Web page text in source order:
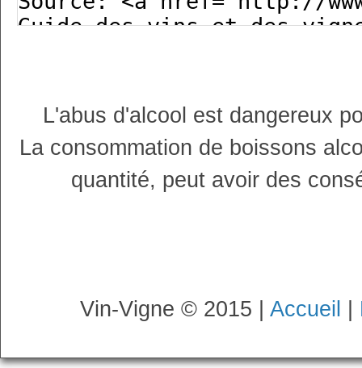
L'abus d'alcool est dangereux
La consommation de boissons
quantité, peut avoir des
Vin-Vigne © 2015 | Accueil